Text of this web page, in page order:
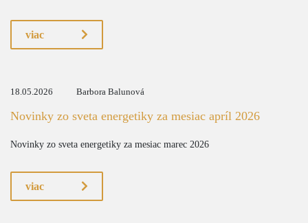
viac
18.05.2026 Barbora Balunová
Novinky zo sveta energetiky za mesiac apríl 2026
Novinky zo sveta energetiky za mesiac marec 2026
viac